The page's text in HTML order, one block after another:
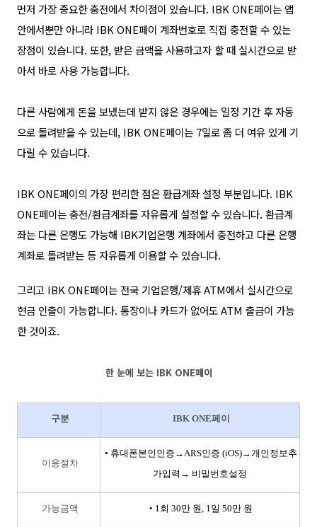
먼저 가장 중요한 충전에서 차이점이 있습니다. IBK ONE페이는 앱
안에서뿐만 아니라 IBK ONE페이 계좌번호로 직접 충전할 수 있는
장점이 있습니다. 또한, 받은 금액을 사용하고자 할 때 실시간으로 받
아서 바로사용 가능합니다.
다른 사람에게 돈을 보냈는데 받지 않은 경우에는 일정 기간 후 자동
으로 돌려받을 수 있는데, IBK ONE페이는 7일로 좀 더 여유 있게 기
다릴 수 있습니다.
IBK ONE페이의 가장 편리한 점은 환급계좌 설정 부분입니다. IBK
ONE페이는충전/환급계좌를 자유롭게 설정할 수 있습니다. 환급계
좌는 다른 은행도 가능해 IBK기업은행 계좌에서 충전하고 다른 은행
계좌로 돌려받는 등 자유롭게 이용할 수 있습니다.
그리고 IBK ONE페이는 전국 기업은행/제휴 ATM에서 실시간으로
현금 인출이 가능합니다. 통장이나 카드가 없어도 ATM 출금이 가능
한 것이죠.
한 눈에 보는 IBK ONE페이
구분 IBK ONE페이
이용절차
• 휴대폰본인인증→ARS인증 (iOS)→개인정보추
가입력→ 비밀번호설정
가능금액 • 1회 30만 원, 1일 50만 원